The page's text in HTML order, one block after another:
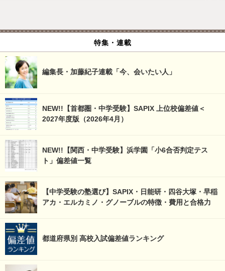
特集・連載
編集長・加藤紀子連載「今、会いたい人」
NEW!!【首都圏・中学受験】SAPIX 上位校偏差値＜
2027年度版（2026年4月）
NEW!!【関西・中学受験】浜学園「小6合否判定テス
ト」偏差値一覧
【中学受験の塾選び】SAPIX・日能研・四谷大塚・早稲
アカ・エルカミノ・グノーブルの特徴・費用と合格力
都道府県別 高校入試偏差値ランキング